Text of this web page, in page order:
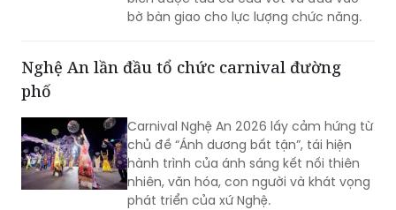
bờ bàn giao cho lực lượng chức năng.
Nghệ An lần đầu tổ chức carnival đường
phố
Carnival Nghệ An 2026 lấy cảm hứng từ
chủ đề “Ánh dương bất tận”, tái hiện
hành trình của ánh sáng kết nối thiên
nhiên, văn hóa, con người và khát vọng
phát triển của xứ Nghệ.